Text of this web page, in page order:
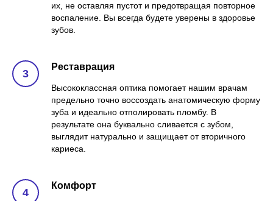
их, не оставляя пустот и предотвращая повторное
воспаление. Вы всегда будете уверены в здоровье
зубов.
Реставрация
Высококлассная оптика помогает нашим врачам
предельно точно воссоздать анатомическую форму
зуба и идеально отполировать пломбу. В
результате она буквально сливается с зубом,
выглядит натурально и защищает от вторичного
кариеса.
Комфорт